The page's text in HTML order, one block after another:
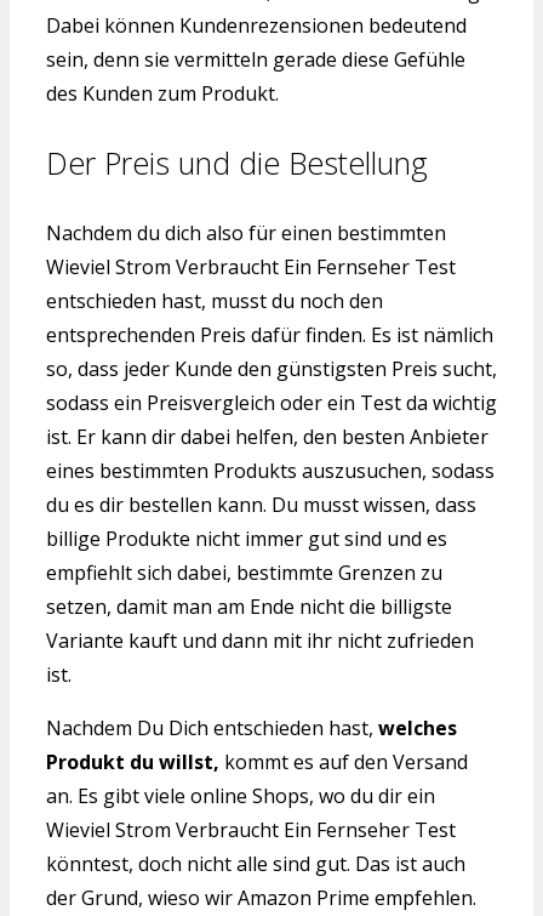
Dabei können Kundenrezensionen bedeutend
sein, denn sie vermitteln gerade diese Gefühle
des Kunden zum Produkt.
Der Preis und die Bestellung
Nachdem du dich also für einen bestimmten
Wieviel Strom Verbraucht Ein Fernseher Test
entschieden hast, musst du noch den
entsprechenden Preis dafür finden. Es ist nämlich
so, dass jeder Kunde den günstigsten Preis sucht,
sodass ein Preisvergleich oder ein Test da wichtig
ist. Er kann dir dabei helfen, den besten Anbieter
eines bestimmten Produkts auszusuchen, sodass
du es dir bestellen kann. Du musst wissen, dass
billige Produkte nicht immer gut sind und es
empfiehlt sich dabei, bestimmte Grenzen zu
setzen, damit man am Ende nicht die billigste
Variante kauft und dann mit ihr nicht zufrieden
ist.
Nachdem Du Dich entschieden hast, welches
Produkt du willst, kommt es auf den Versand
an. Es gibt viele online Shops, wo du dir ein
Wieviel Strom Verbraucht Ein Fernseher Test
könntest, doch nicht alle sind gut. Das ist auch
der Grund, wieso wir Amazon Prime empfehlen.